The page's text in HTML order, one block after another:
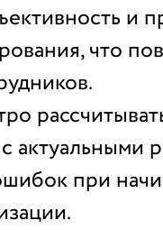
и
что
актуальными
при